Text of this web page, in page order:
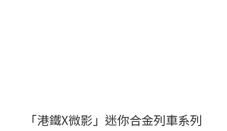
「港鐵X微影」迷你合金列車系列